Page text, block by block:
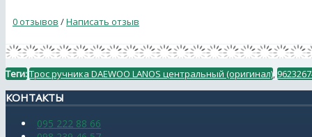
0 отзывов /Написать отзыв
Теги:Трос ручника DAEWOO LANOS центральный (оригинал),
КОНТАКТЫ
095 222 88 66